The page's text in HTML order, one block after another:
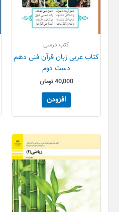
کتب درسی
کتاب عربی زبان قرآن فنی دهم
دست دوم
40,000تومان
افزودن